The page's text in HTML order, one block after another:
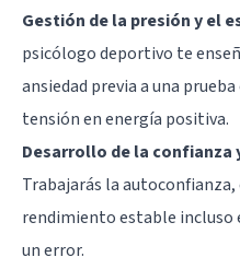
Gestión de la presión y el
psicólogo deportivo te
ansiedad previa a una
tensión en energía positiva.
Desarrollo de la confianza
Trabajarás la
rendimiento estable
un error.